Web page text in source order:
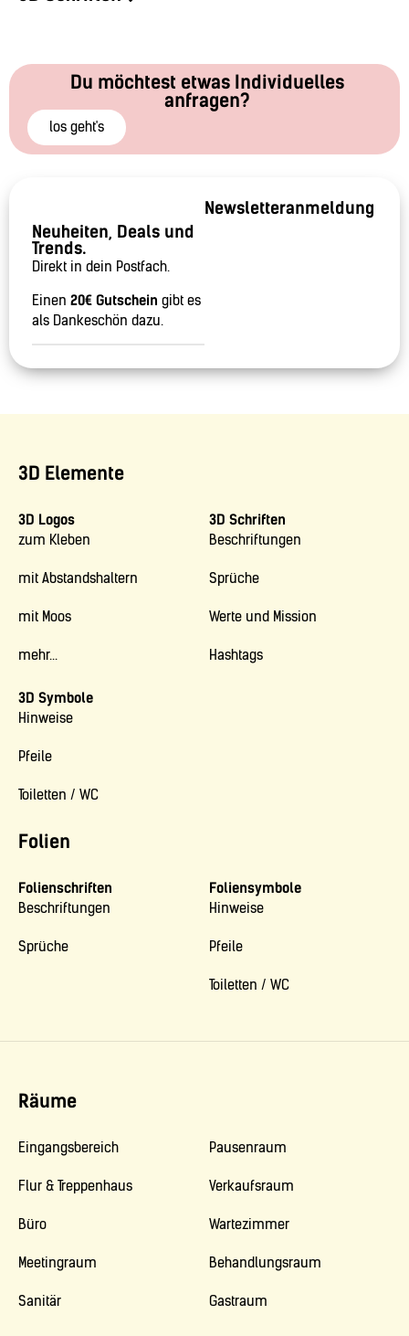
Du möchtest etwas Individuelles
anfragen?
los geht's
Neuheiten, Deals und
Trends.
Direkt in dein Postfach.
Einen 20€ Gutschein gibt es
als Dankeschön dazu.
Newsletteranmeldung
3D Elemente
Folien
3D Logos
zum Kleben
mit Abstandshaltern
mit Moos
mehr...
3D Schriften
Beschriftungen
Sprüche
Werte und Mission
Hashtags
3D Symbole
Hinweise
Pfeile
Toiletten / WC
Folienschriften
Beschriftungen
Sprüche
Foliensymbole
Hinweise
Pfeile
Toiletten / WC
Räume
Eingangsbereich
Flur & Treppenhaus
Büro
Meetingraum
Sanitär
Pausenraum
Verkaufsraum
Wartezimmer
Behandlungsraum
Gastraum